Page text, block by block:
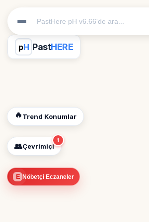
pH PastHERE
🔥Trend Konumlar
👥Çevrimiçi
1
E Nöbetçi Eczaneler